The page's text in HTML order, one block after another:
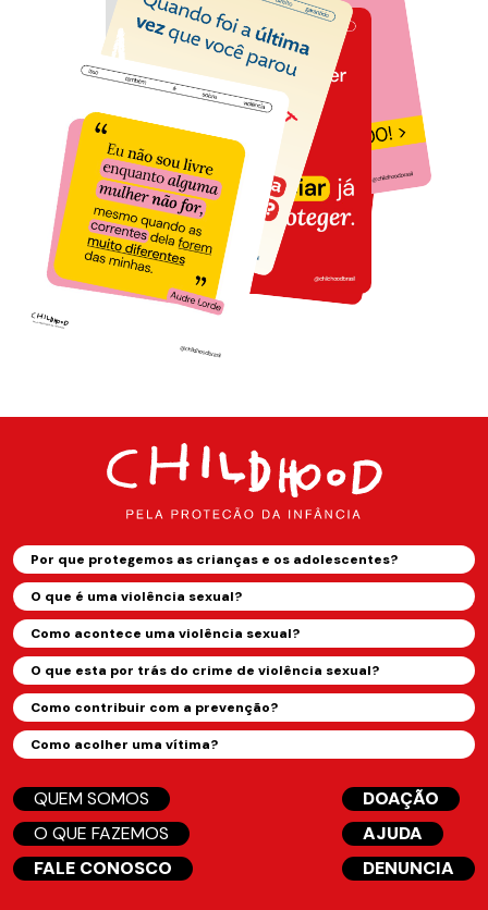
Por que protegemos as crianças e os adolescentes?
O que é uma violência sexual?
Como acontece uma violência sexual?
O que esta por trás do crime de violência sexual?
Como contribuir com a prevenção?
Como acolher uma vítima?
QUEM SOMOS
O QUE FAZEMOS
FALE CONOSCO
DOAÇÃO
AJUDA
DENUNCIA